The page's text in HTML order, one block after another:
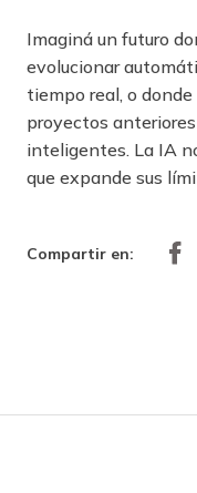
Imaginá un futuro
evolucionar
tiempo real, o
proyectos
inteligentes. La IA
que expande sus
Compartir en: